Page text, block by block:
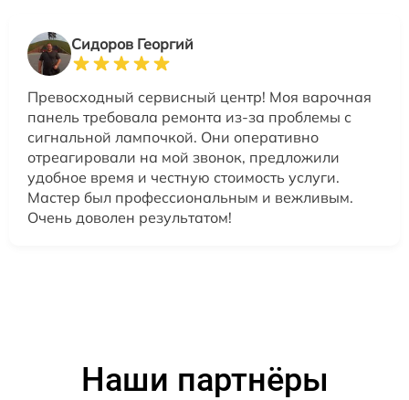
Сидоров Георгий
Превосходный сервисный центр! Моя варочная
панель требовала ремонта из-за проблемы с
сигнальной лампочкой. Они оперативно
отреагировали на мой звонок, предложили
удобное время и честную стоимость услуги.
Мастер был профессиональным и вежливым.
Очень доволен результатом!
Наши партнёры